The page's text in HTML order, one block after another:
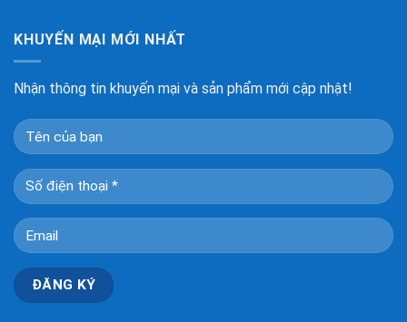
KHUYẾN MẠI MỚI NHẤT
Nhận thông tin khuyến mại và sản phẩm mới cập nhật!